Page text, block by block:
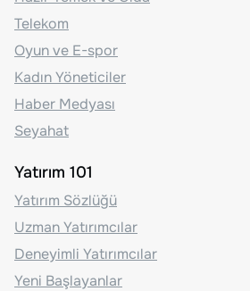
Telekom
Oyun ve E-spor
Kadın Yöneticiler
Haber Medyası
Seyahat
Yatırım 101
Yatırım Sözlüğü
Uzman Yatırımcılar
Deneyimli Yatırımcılar
Yeni Başlayanlar